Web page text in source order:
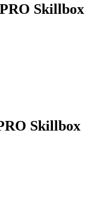
Skillbox
Skillbox